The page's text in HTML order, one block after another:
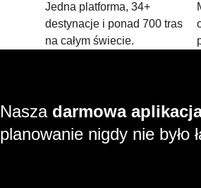
Jedna platforma, 34+
destynacje i ponad 700 tras
na całym świecie.
Nasza darmowa
planowanie nigdy nie było